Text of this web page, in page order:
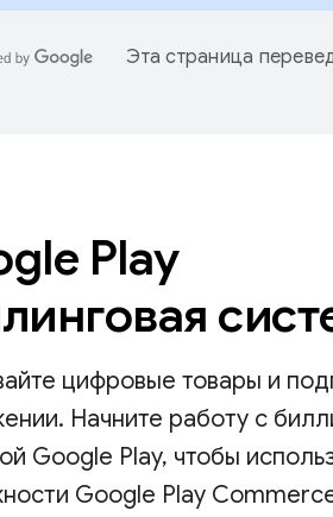
Эта страница
Play
цифровые товары и
Начните работу с
Google Play, чтобы
Google Play